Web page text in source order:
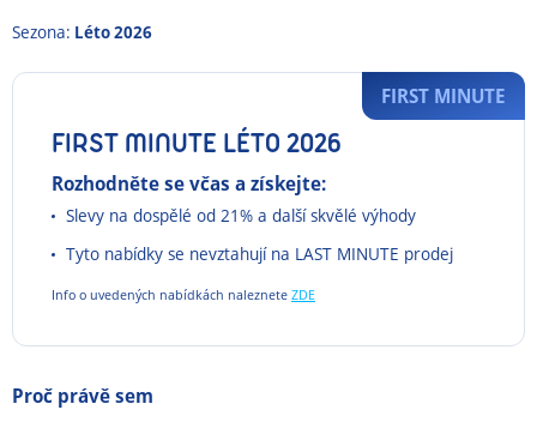
Sezona: Léto 2026
FIRST MINUTE LÉTO 2026
Rozhodněte se včas a získejte:
Slevy na dospělé od 21% a další skvělé výhody
Tyto nabídky se nevztahují na LAST MINUTE prodej
Info o uvedených nabídkách naleznete ZDE
FIRST MINUTE
Proč právě sem